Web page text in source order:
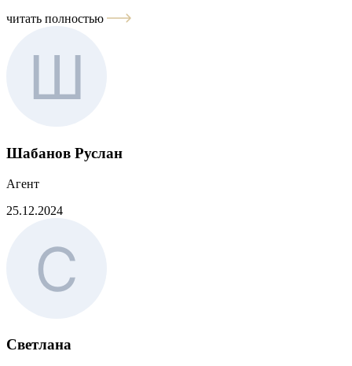
читать полностью
Шабанов Руслан
Агент
25.12.2024
Светлана